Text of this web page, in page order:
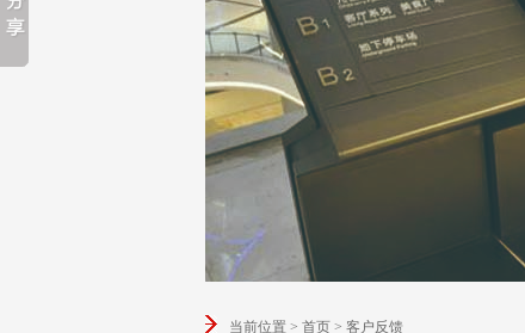
当前位置 > 首页 > 客户反馈